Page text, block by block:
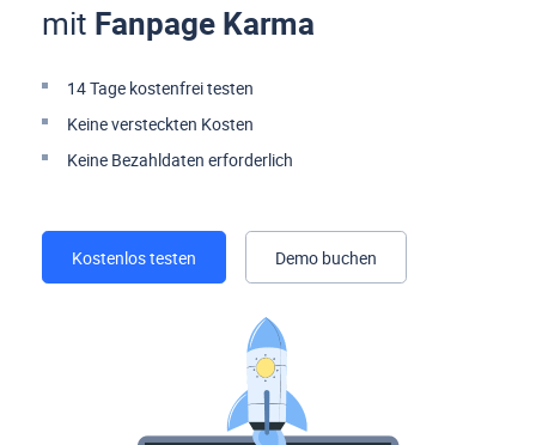
mit Fanpage Karma
Kostenlos testen Demo buchen
14 Tage kostenfrei testen
Keine versteckten Kosten
Keine Bezahldaten erforderlich